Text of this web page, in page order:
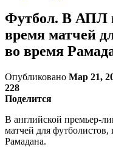
Футбол. В АПЛ
время матчей
во время
Опубликовано Мар 21,
228
Поделится
В английской премьер-
матчей для
Рамадана.